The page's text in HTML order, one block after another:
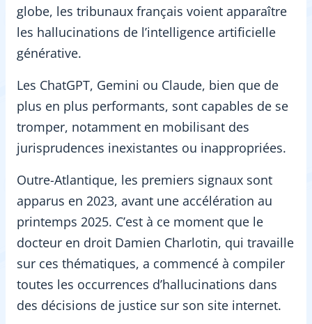
globe, les tribunaux français voient apparaître
les hallucinations de l’intelligence artificielle
générative.
Les ChatGPT, Gemini ou Claude, bien que de
plus en plus performants, sont capables de se
tromper, notamment en mobilisant des
jurisprudences inexistantes ou inappropriées.
Outre-Atlantique, les premiers signaux sont
apparus en 2023, avant une accélération au
printemps 2025. C’est à ce moment que le
docteur en droit Damien Charlotin, qui travaille
sur ces thématiques, a commencé à compiler
toutes les occurrences d’hallucinations dans
des décisions de justice sur son site internet.